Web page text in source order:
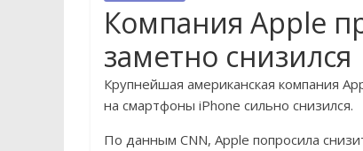
Компания Apple
заметно снизился
Крупнейшая американская компания
на смартфоны iPhone сильно снизился.
По данным CNN, Apple попросила